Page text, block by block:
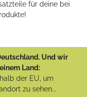
für deine bei
Und wir
Land:
der EU, um
zu sehen...